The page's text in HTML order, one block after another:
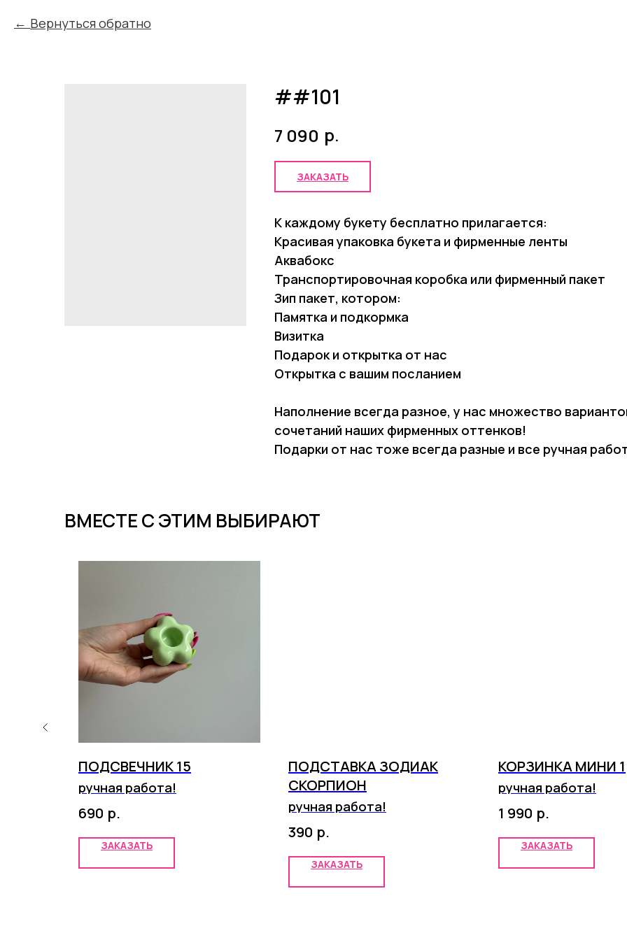
Вернуться обратно
##101
7 090 р.
ЗАКАЗАТЬ
К каждому букету бесплатно прилагается:
Красивая упаковка букета и фирменные ленты
Аквабокс
Транспортировочная коробка или фирменный пакет
Зип пакет, котором:
Памятка и подкормка
Визитка
Подарок и открытка от нас
Открытка с вашим посланием
Наполнение всегда разное, у нас множество
сочетаний наших фирменных оттенков!
Подарки от нас тоже всегда разные и все ручная
ВМЕСТЕ С ЭТИМ ВЫБИРАЮТ
ПОДСВЕЧНИК 15
ручная работа!
690 р.
ЗАКАЗАТЬ
ПОДСТАВКА ЗОДИАК
СКОРПИОН
ручная работа!
390 р.
ЗАКАЗАТЬ
КОРЗИНКА МИНИ 1
ручная работа!
1 990 р.
ЗАКАЗАТЬ